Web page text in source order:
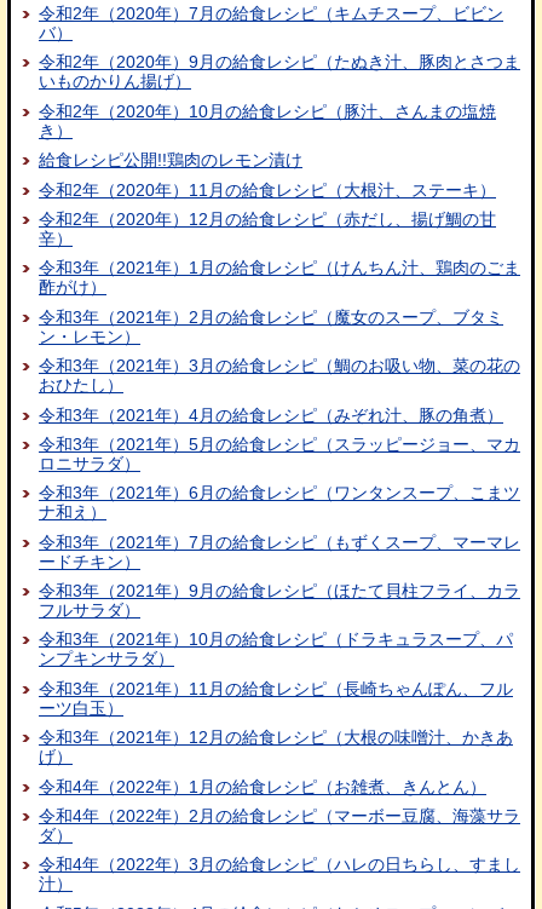
令和2年（2020年）7月の給食レシピ（キムチスープ、ビビン
バ）
令和2年（2020年）9月の給食レシピ（たぬき汁、豚肉とさつま
いものかりん揚げ）
令和2年（2020年）10月の給食レシピ（豚汁、さんまの塩焼
き）
給食レシピ公開!!鶏肉のレモン漬け
令和2年（2020年）11月の給食レシピ（大根汁、ステーキ）
令和2年（2020年）12月の給食レシピ（赤だし、揚げ鯛の甘
辛）
令和3年（2021年）1月の給食レシピ（けんちん汁、鶏肉のごま
酢がけ）
令和3年（2021年）2月の給食レシピ（魔女のスープ、ブタミ
ン・レモン）
令和3年（2021年）3月の給食レシピ（鯛のお吸い物、菜の花の
おひたし）
令和3年（2021年）4月の給食レシピ（みぞれ汁、豚の角煮）
令和3年（2021年）5月の給食レシピ（スラッピージョー、マカ
ロニサラダ）
令和3年（2021年）6月の給食レシピ（ワンタンスープ、こまツ
ナ和え）
令和3年（2021年）7月の給食レシピ（もずくスープ、マーマレ
ードチキン）
令和3年（2021年）9月の給食レシピ（ほたて貝柱フライ、カラ
フルサラダ）
令和3年（2021年）10月の給食レシピ（ドラキュラスープ、パ
ンプキンサラダ）
令和3年（2021年）11月の給食レシピ（長崎ちゃんぽん、フル
ーツ白玉）
令和3年（2021年）12月の給食レシピ（大根の味噌汁、かきあ
げ）
令和4年（2022年）1月の給食レシピ（お雑煮、きんとん）
令和4年（2022年）2月の給食レシピ（マーボー豆腐、海藻サラ
ダ）
令和4年（2022年）3月の給食レシピ（ハレの日ちらし、すまし
汁）